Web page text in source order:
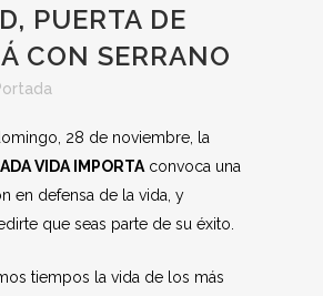
PUERTA DE
CON SERRANO
28 de noviembre, la
VIDA IMPORTA convoca una
en defensa de la vida, y
que seas parte de su éxito.
tiempos la vida de los más